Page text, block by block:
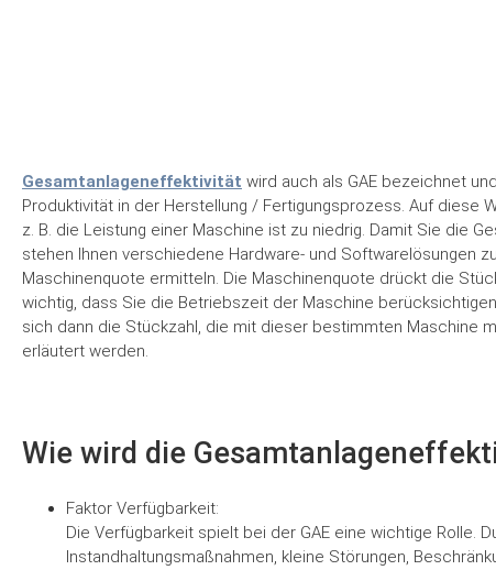
Gesamtanlageneffektivität wird auch als GAE bezeichnet
Produktivität in der Herstellung / Fertigungsprozess. Auf diese
z. B. die Leistung einer Maschine ist zu niedrig. Damit Sie die
stehen Ihnen verschiedene Hardware- und Softwarelösungen
Maschinenquote ermitteln. Die Maschinenquote drückt die
wichtig, dass Sie die Betriebszeit der Maschine
sich dann die Stückzahl, die mit dieser bestimmten Maschine
erläutert werden.
Wie wird die
Faktor Verfügbarkeit:
Die Verfügbarkeit spielt bei der GAE eine wichtige Rolle.
Instandhaltungsmaßnahmen, kleine Störungen,